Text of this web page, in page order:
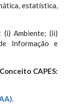
estatística,
(i) Ambiente; (ii)
Informação e
Conceito CAPES: